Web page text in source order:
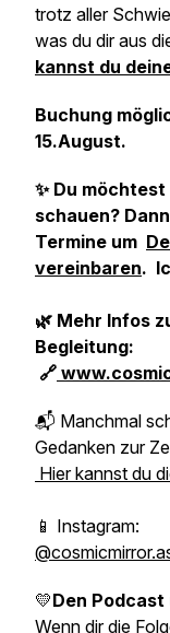
trotz aller
was du dir aus
kannst du
Buchung
15.August.
✨ Du
schauen?
Termine um
vereinbaren.
🌿 Mehr Infos
Begleitung:
🔗
📬 Manchmal
Gedanken zur
Hier kannst du
📱 Instagram:
💛Den
Wenn dir die